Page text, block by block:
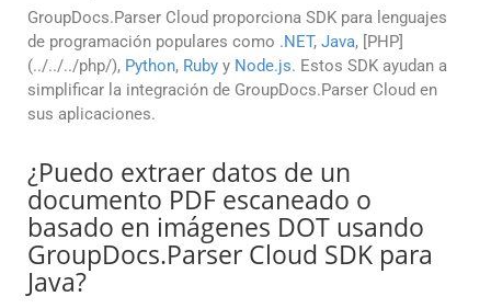
GroupDocs.Parser Cloud proporciona SDK para lenguajes
de programación populares como .NET, Java, [PHP]
(../../../php/), Python, Ruby y Node.js. Estos SDK ayudan a
simplificar la integración de GroupDocs.Parser Cloud en
sus aplicaciones.
¿Puedo extraer datos de un
documento PDF escaneado o
basado en imágenes DOT usando
GroupDocs.Parser Cloud SDK para
Java?